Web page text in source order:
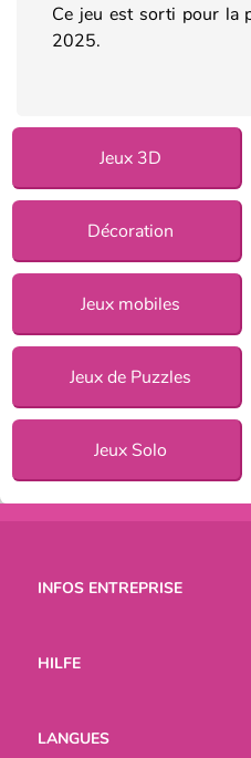
Ce jeu est sorti pour la
2025.
Jeux 3D
Décoration
Jeux mobiles
Jeux de Puzzles
Jeux Solo
INFOS ENTREPRISE
HILFE
LANGUES